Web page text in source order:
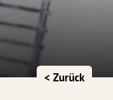
< Zurück